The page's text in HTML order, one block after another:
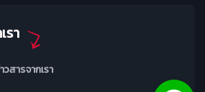
รา
สารจากเรา